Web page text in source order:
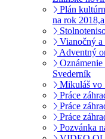
Plán
na rok
Vianočný a
Adventný
Svederník
Mikuláš vo
Práce
Práce
Práce
Pozvánka